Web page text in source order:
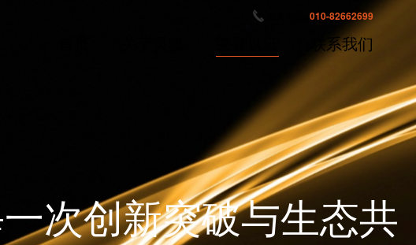
联系我们
010-82662699
次创新突破与生态共